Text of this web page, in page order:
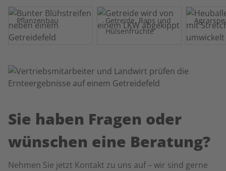
Pflanzenbau
Getreide, Raps und
Hülsenfrüchte
Sie haben Fragen oder
wünschen eine Beratung?
Nehmen Sie jetzt Kontakt zu uns auf – wir sind gerne